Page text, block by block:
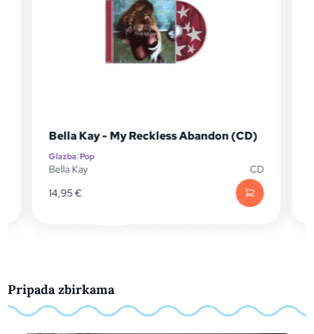
Bella Kay - My Reckless Abandon (CD)
Glazba|Pop
Bella Kay
CD
14,95€
Pripada zbirkama